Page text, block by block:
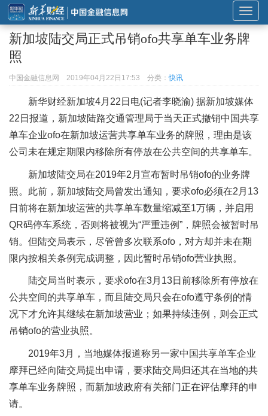
展
开
或
导
航
新加坡陆交局正式吊销ofo共享单车业务牌
照
中国金融信息网 2019年04月22日17:53 分类：快讯
新华财经新加坡4月22日电(记者李晓渝) 据新加坡媒体
22日报道，新加坡陆路交通管理局于当天正式撤销中国共享
单车企业ofo在新加坡运营共享单车业务的牌照，理由是该
公司未在规定期限内移除所有停放在公共空间的共享单车。
新加坡陆交局在2019年2月宣布暂时吊销ofo的业务牌
照。此前，新加坡陆交局曾发出通知，要求ofo必须在2月13
日前将在新加坡运营的共享单车数量缩减至1万辆，并启用
QR码停车系统，否则将被视为“严重违例”，牌照会被暂时吊
销。但陆交局表示，尽管曾多次联系ofo，对方却并未在期
限内按相关条例完成调整，因此暂时吊销ofo营业执照。
陆交局当时表示，要求ofo在3月13日前移除所有停放在
公共空间的共享单车，而且陆交局只会在ofo遵守条例的情
况下才允许其继续在新加坡营业；如果持续违例，则会正式
吊销ofo的营业执照。
2019年3月，当地媒体报道称另一家中国共享单车企业
摩拜已经向陆交局提出申请，要求陆交局归还其在当地的共
享单车业务牌照，而新加坡政府有关部门正在评估摩拜的申
请。